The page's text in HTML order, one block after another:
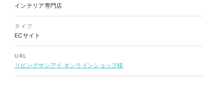
インテリア専門店
タイプ
ECサイト
URL
リビングサンアイ オンラインショップ様